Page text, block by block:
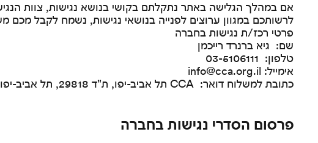
אם במהלך הגלישה באתר נתקלתם בקושי בנושא נגישות, צוות
לרשותכם במגוון ערוצים לפנייה בנושאי נגישות, נשמח לקבל מכם
פרטי רכז/ת נגישות בחברה
שם: גיא ברנרד רייכמן
טלפון: 03-5106111
אימייל: info@cca.org.il
כתובת למשלוח דואר: CCA תל אביב-יפו, ת"ד 29818, תל אביב-יפו, 6129702
פרסום הסדרי נגישות בחברה